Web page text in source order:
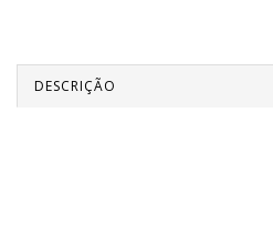
DESCRIÇÃO